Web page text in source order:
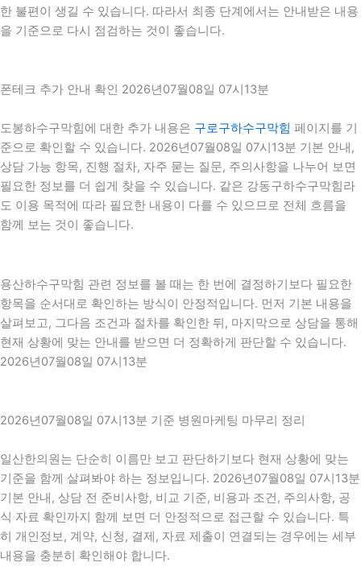
한 불편이 생길 수 있습니다. 따라서 최종 단계에서는 안내받은 내용
을 기준으로 다시 점검하는 것이 좋습니다.
폰테크 추가 안내 확인 2026년07월08일 07시13분
도봉하수구막힘에 대한 추가 내용은 구로구하수구막힘 페이지를 기
준으로 확인할 수 있습니다. 2026년07월08일 07시13분 기본 안내,
상담 가능 항목, 진행 절차, 자주 묻는 질문, 주의사항을 나누어 보면
필요한 정보를 더 쉽게 찾을 수 있습니다. 같은 강동구하수구막힘라
도 이용 목적에 따라 필요한 내용이 다를 수 있으므로 전체 흐름을
함께 보는 것이 좋습니다.
용산하수구막힘 관련 정보를 볼 때는 한 번에 결정하기보다 필요한
항목을 순서대로 확인하는 방식이 안정적입니다. 먼저 기본 내용을
살펴보고, 그다음 조건과 절차를 확인한 뒤, 마지막으로 상담을 통해
현재 상황에 맞는 안내를 받으면 더 정확하게 판단할 수 있습니다.
2026년07월08일 07시13분
2026년07월08일 07시13분 기준 병원마케팅 마무리 정리
일산한의원는 단순히 이름만 보고 판단하기보다 현재 상황에 맞는
기준을 함께 살펴봐야 하는 정보입니다. 2026년07월08일 07시13분
기본 안내, 상담 전 준비사항, 비교 기준, 비용과 조건, 주의사항, 공
식 자료 확인까지 함께 보면 더 안정적으로 접근할 수 있습니다. 특
히 개인정보, 계약, 신청, 결제, 자료 제출이 연결되는 경우에는 세부
내용을 충분히 확인해야 합니다.